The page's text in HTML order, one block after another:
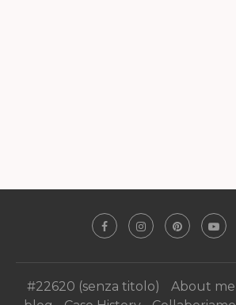
#22620 (senza titolo) About me